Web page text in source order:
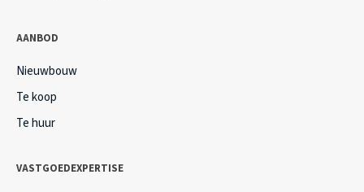
AANBOD
Nieuwbouw
Te koop
Te huur
VASTGOEDEXPERTISE